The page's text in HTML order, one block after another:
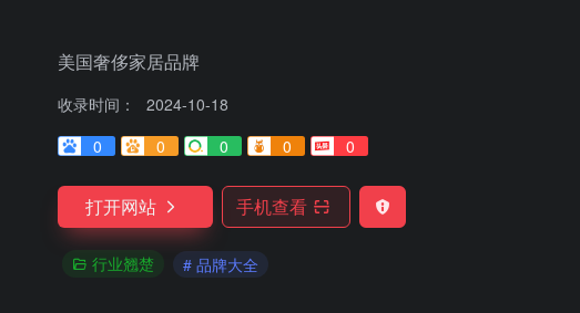
美国奢侈家居品牌
收录时间：
2024-10-18
0
0 0 0 0
打开网站 手机查看
行业翘楚 # 品牌大全